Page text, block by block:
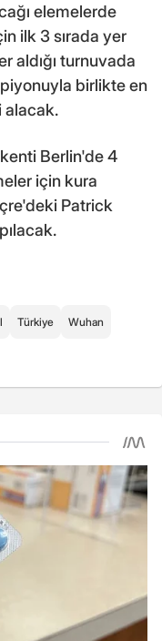
elemelerde
ilk 3 sırada yer
aldığı turnuvada
birlikte en
alacak.
Berlin'de 4
için kura
Patrick
Türkiye Wuhan